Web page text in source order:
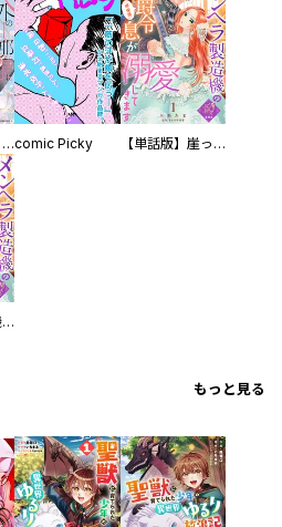
人外の旦那様に娶られ毎晩ナカまで愛される…。アンソロジーcomic Picky 【単話版】崖っぷち令嬢ですが、意地と策略で幸せになります！シリーズ
メンヘラ製造機の公爵令息（過保護）が溺愛してきます
もっと見る